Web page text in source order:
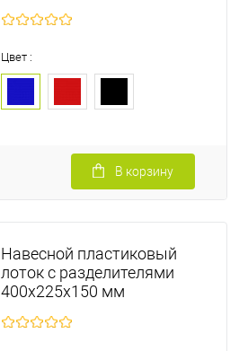
Цвет :
В корзину
Навесной пластиковый
лоток с разделителями
400х225х150 мм